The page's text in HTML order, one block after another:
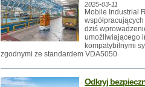
2025-03-11
Mobile Industrial
dziś
umożliwiającego
kompatybilnymi
zgodnymi ze standardem VDA5050
Odkryj